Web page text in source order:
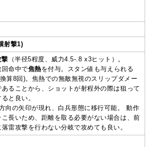
射撃1)
撃 （半径5程度、威力4.5-.8 x3ヒット）。
命中で焦熱を付与。スタン値も与えられる
算8回)。焦熱での無敵無視のスリップダメー
ることから、ショットが射程外の際は狙って
と良い。
向の矢印が現れ、白兵形態に移行可能。 動作
長いため、距離を取る必要がない場合は、前
雷攻撃を行わない分岐で攻めても良い。